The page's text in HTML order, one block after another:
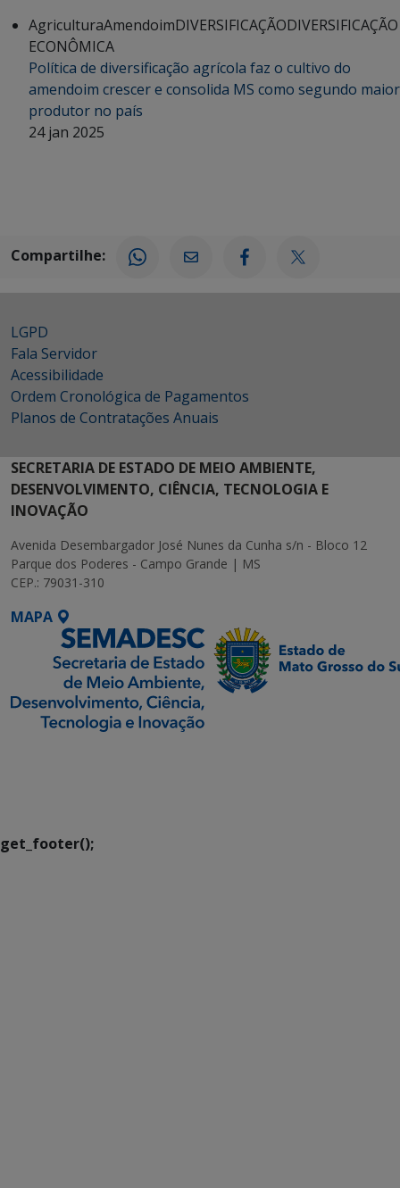
AgriculturaAmendoimDIVERSIFICAÇÃODIVERSIFICAÇÃO
ECONÔMICA
Política de diversificação agrícola faz o cultivo do
amendoim crescer e consolida MS como segundo maior
produtor no país
24 jan 2025
Compartilhe:
LGPD
Fala Servidor
Acessibilidade
Ordem Cronológica de Pagamentos
Planos de Contratações Anuais
SECRETARIA DE ESTADO DE MEIO AMBIENTE,
DESENVOLVIMENTO, CIÊNCIA, TECNOLOGIA E
INOVAÇÃO
Avenida Desembargador José Nunes da Cunha s/n - Bloco 12
Parque dos Poderes - Campo Grande | MS
CEP.: 79031-310
MAPA
get_footer();